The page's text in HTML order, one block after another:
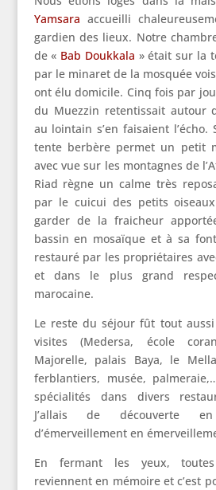
Yamsara accueilli
gardien des lieux. Notre
de « Bab Doukkala » était sur la
par le minaret de la mosquée
ont élu domicile. Cinq fois par
du Muezzin retentissait autour
au lointain s’en faisaient
tente berbère permet un petit
avec vue sur les montagnes de
Riad règne un calme très
par le cuicui des petits
garder de la fraicheur
bassin en mosaïque et à sa
restauré par les propriétaires
et dans le plus grand
marocaine.
Le reste du séjour fût tout
visites (Medersa, école
Majorelle, palais Baya, le
ferblantiers, musée,
spécialités dans divers
J’allais de découverte
d’émerveillement en
En fermant les yeux,
reviennent en mémoire et c’est